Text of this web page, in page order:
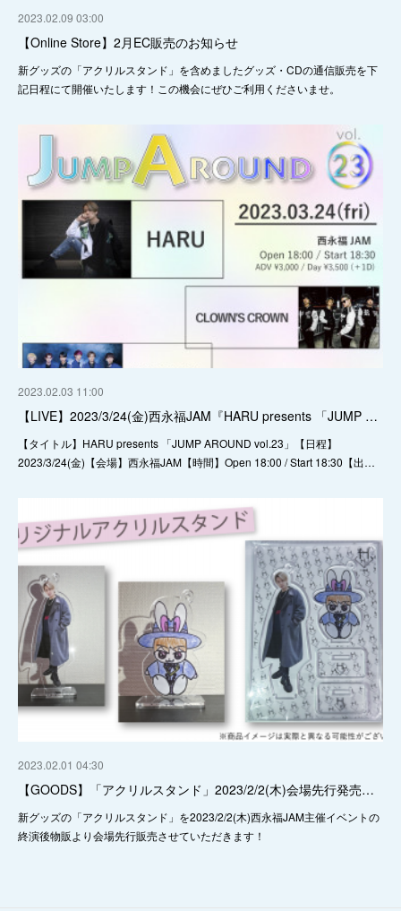
2023.02.09 03:00
【Online Store】2月EC販売のお知らせ
新グッズの「アクリルスタンド」を含めましたグッズ・CDの通信販売を下
記日程にて開催いたします！この機会にぜひご利用くださいませ。
2023.02.03 11:00
【LIVE】2023/3/24(金)西永福JAM『HARU presents 「JUMP …
【タイトル】HARU presents 「JUMP AROUND vol.23」【日程】
2023/3/24(金)【会場】西永福JAM【時間】Open 18:00 / Start 18:30【出…
2023.02.01 04:30
【GOODS】「アクリルスタンド」2023/2/2(木)会場先行発売…
新グッズの「アクリルスタンド」を2023/2/2(木)西永福JAM主催イベントの
終演後物販より会場先行販売させていただきます！